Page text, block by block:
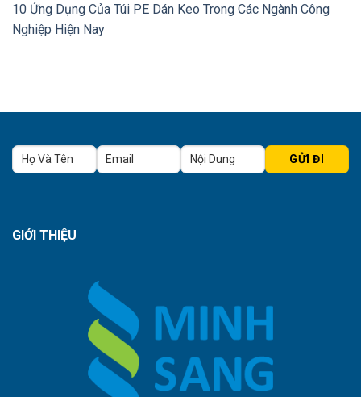
10 Ứng Dụng Của Túi PE Dán Keo Trong Các Ngành Công
Nghiệp Hiện Nay
GIỚI THIỆU